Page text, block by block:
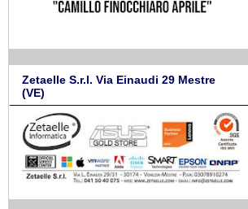
Zetaelle S.r.l. Via Einaudi 29 Mestre
(VE)